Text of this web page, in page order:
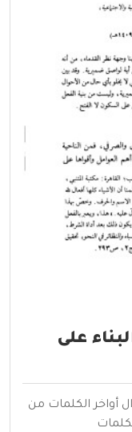
على
أواخر الكلمات من